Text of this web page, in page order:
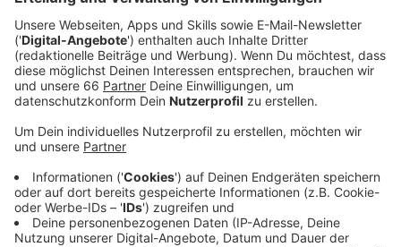
Ukraine-Politik
Anzeige
Der Ukraine-Krieg hat uns in den vergangenen Jahren
viel beschäftigt und beschäftigt uns auch heute noch.
Auch darüber haben wir mit Julia Marmulla gesprochen
und sie gefragt, wie viel Unterstützung für die Ukraine
ihrer Meinung nach gut wäre:
Anzeige